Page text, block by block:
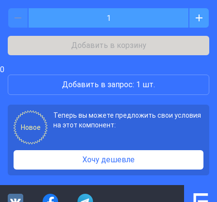
Добавить в корзину
0
Добавить в запрос: 1 шт.
Новое
Теперь вы можете предложить свои условия
на этот компонент:
Хочу дешевле